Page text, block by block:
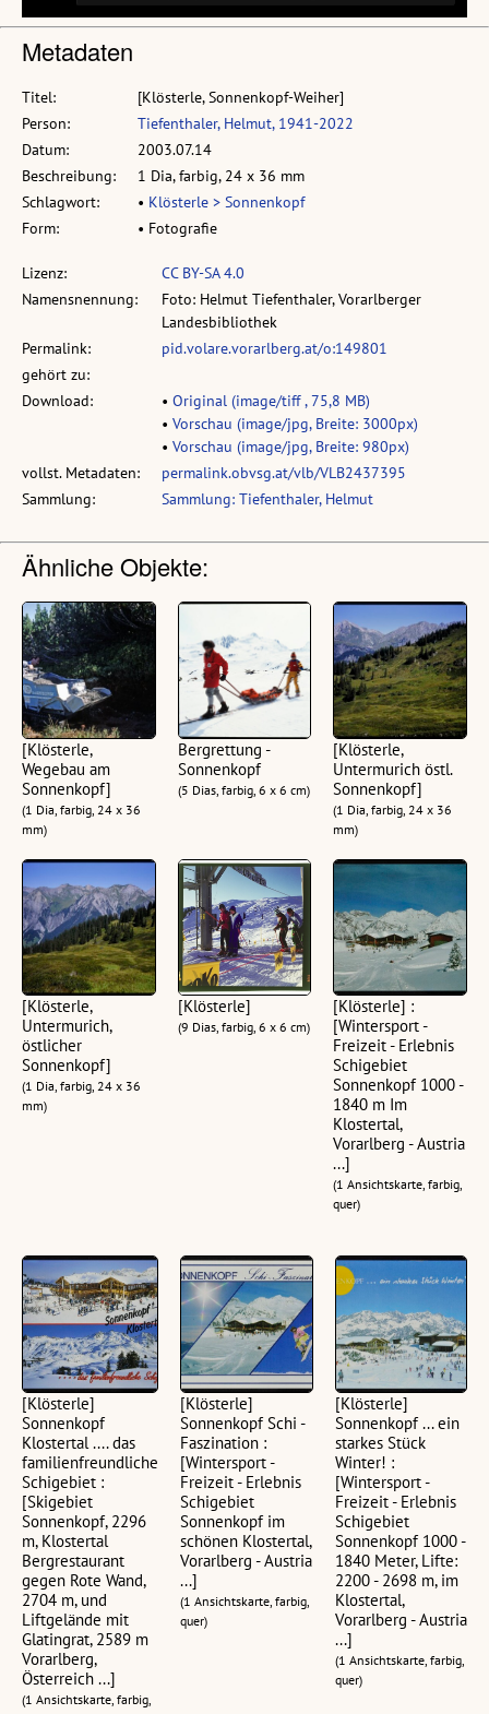
Metadaten
Titel:
[Klösterle, Sonnenkopf-Weiher]
Person:
Tiefenthaler, Helmut, 1941-2022
Datum:
2003.07.14
Beschreibung:
1 Dia, farbig, 24 x 36 mm
Schlagwort:
• Klösterle > Sonnenkopf
Form:
• Fotografie
Lizenz:
CC BY-SA 4.0
Namensnennung:
Foto: Helmut Tiefenthaler, Vorarlberger
Landesbibliothek
Permalink:
pid.volare.vorarlberg.at/o:149801
gehört zu:
Download:
• Original (image/tiff , 75,8 MB)
• Vorschau (image/jpg, Breite: 3000px)
• Vorschau (image/jpg, Breite: 980px)
vollst. Metadaten:
permalink.obvsg.at/vlb/VLB2437395
Sammlung:
Sammlung: Tiefenthaler, Helmut
Ähnliche Objekte:
[Klösterle,
Wegebau am
Sonnenkopf]
(1 Dia, farbig, 24 x 36
mm)
Bergrettung -
Sonnenkopf
(5 Dias, farbig, 6 x 6 cm)
[Klösterle,
Untermurich östl.
Sonnenkopf]
(1 Dia, farbig, 24 x 36
mm)
[Klösterle,
Untermurich,
östlicher
Sonnenkopf]
(1 Dia, farbig, 24 x 36
mm)
[Klösterle]
(9 Dias, farbig, 6 x 6 cm)
[Klösterle] :
[Wintersport -
Freizeit - Erlebnis
Schigebiet
Sonnenkopf 1000 -
1840 m Im
Klostertal,
Vorarlberg - Austria
...]
(1 Ansichtskarte, farbig,
quer)
[Klösterle]
Sonnenkopf
Klostertal .... das
familienfreundliche
Schigebiet :
[Skigebiet
Sonnenkopf, 2296
m, Klostertal
Bergrestaurant
gegen Rote Wand,
2704 m, und
Liftgelände mit
Glatingrat, 2589 m
Vorarlberg,
Österreich ...]
(1 Ansichtskarte, farbig,
[Klösterle]
Sonnenkopf Schi -
Faszination :
[Wintersport -
Freizeit - Erlebnis
Schigebiet
Sonnenkopf im
schönen Klostertal,
Vorarlberg - Austria
...]
(1 Ansichtskarte, farbig,
quer)
[Klösterle]
Sonnenkopf ... ein
starkes Stück
Winter! :
[Wintersport -
Freizeit - Erlebnis
Schigebiet
Sonnenkopf 1000 -
1840 Meter, Lifte:
2200 - 2698 m, im
Klostertal,
Vorarlberg - Austria
...]
(1 Ansichtskarte, farbig,
quer)